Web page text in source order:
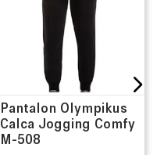
Pantalon Olympikus
Calca Jogging Comfy
M-508